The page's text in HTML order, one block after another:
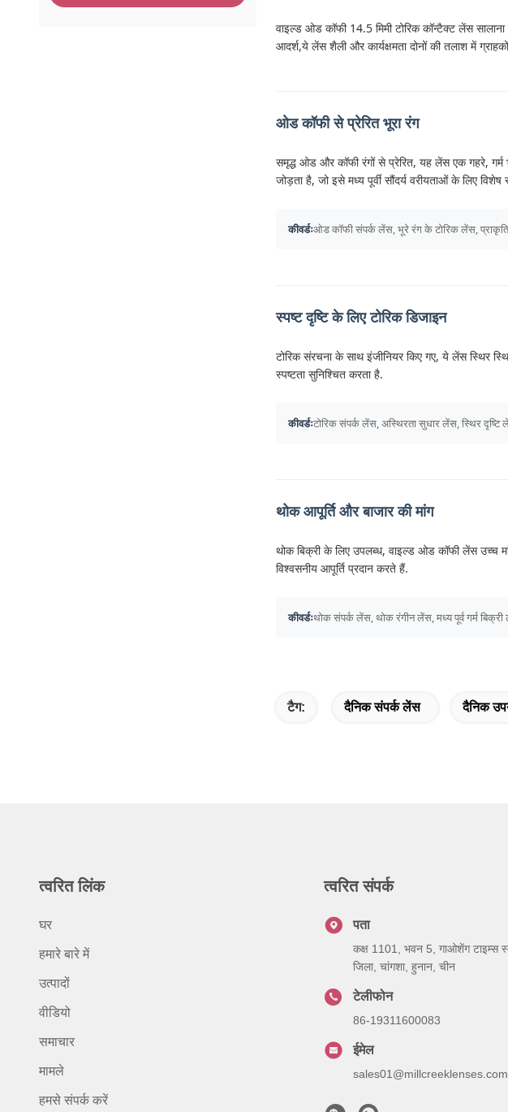
वाइल्ड ओड कॉफी 14.5 मिमी टोरिक कॉन्टैक्ट लेंस
आदर्श,ये लेंस शैली और कार्यक्षमता दोनों की तलाश में
ओड कॉफी से प्रेरित भूरा रंग
समृद्ध ओड और कॉफी रंगों से प्रेरित, यह लेंस एक गहरे, गर्म
जोड़ता है, जो इसे मध्य पूर्वी सौंदर्य वरीयताओं के लिए
कीवर्डःओड कॉफी संपर्क लेंस, भूरे रंग के टोरिक लेंस,
स्पष्ट दृष्टि के लिए टोरिक डिजाइन
टोरिक संरचना के साथ इंजीनियर किए गए, ये लेंस स्थिर
स्पष्टता सुनिश्चित करता है.
कीवर्डःटोरिक संपर्क लेंस, अस्थिरता सुधार लेंस, स्थिर दृष्टि
थोक आपूर्ति और बाजार की मांग
थोक बिक्री के लिए उपलब्ध, वाइल्ड ओड कॉफी लेंस उच्च
विश्वसनीय आपूर्ति प्रदान करते हैं.
कीवर्डःथोक संपर्क लेंस, थोक रंगीन लेंस, मध्य पूर्व गर्म
टैग: दैनिक संपर्क लेंस दैनिक
त्वरित लिंक
घर
हमारे बारे में
उत्पादों
वीडियो
समाचार
मामले
हमसे संपर्क करें
त्वरित संपर्क
पता
कक्ष 1101, भवन 5, गाओशेंग टाइम्स
जिला, चांगशा, हुनान, चीन
टेलीफोन
86-19311600083
ईमेल
sales01@millcreeklenses.com